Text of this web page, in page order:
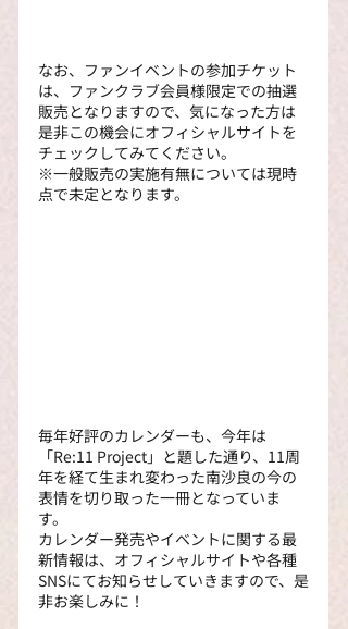
なお、ファンイベントの参加チケット
は、ファンクラブ会員様限定での抽選
販売となりますので、気になった方は
是非この機会にオフィシャルサイトを
チェックしてみてください。
※一般販売の実施有無については現時
点で未定となります。
毎年好評のカレンダーも、今年は
「Re:11 Project」と題した通り、11周
年を経て生まれ変わった南沙良の今の
表情を切り取った一冊となっていま
す。
カレンダー発売やイベントに関する最
新情報は、オフィシャルサイトや各種
SNSにてお知らせしていきますので、是
非お楽しみに！